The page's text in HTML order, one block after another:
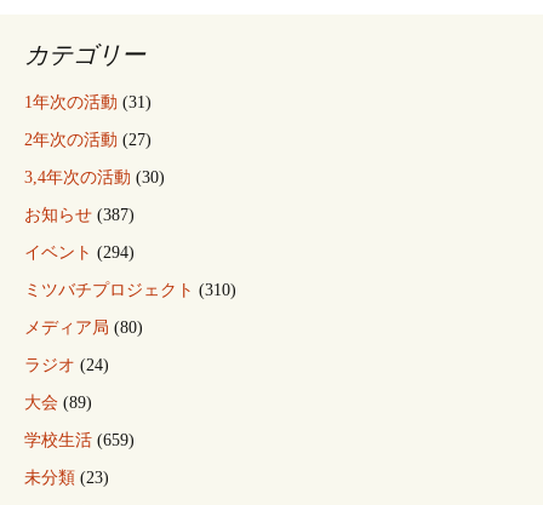
カテゴリー
1年次の活動 (31)
2年次の活動 (27)
3,4年次の活動 (30)
お知らせ (387)
イベント (294)
ミツバチプロジェクト (310)
メディア局 (80)
ラジオ (24)
大会 (89)
学校生活 (659)
未分類 (23)